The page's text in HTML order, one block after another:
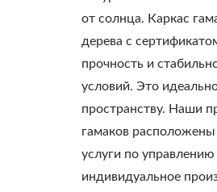
от солнца. Каркас
дерева с
прочность и
условий. Это
пространству. Наши
гамаков
услуги по
индивидуальное